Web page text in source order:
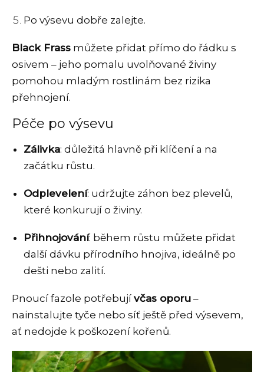
Po výsevu dobře zalejte.
Black Frass můžete přidat přímo do řádku s
osivem – jeho pomalu uvolňované živiny
pomohou mladým rostlinám bez rizika
přehnojení.
Péče po výsevu
Zálivka: důležitá hlavně při klíčení a na
začátku růstu.
Odplevelení: udržujte záhon bez plevelů,
které konkurují o živiny.
Přihnojování: během růstu můžete přidat
další dávku přírodního hnojiva, ideálně po
dešti nebo zalití.
Pnoucí fazole potřebují včas oporu –
nainstalujte tyče nebo síť ještě před výsevem,
ať nedojde k poškození kořenů.